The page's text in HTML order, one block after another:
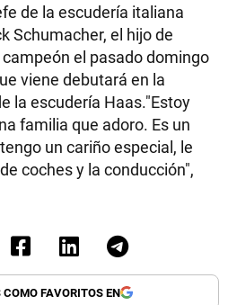
de la escudería italiana
Schumacher, el hijo de
el pasado domingo
viene debutará en la
la escudería Haas."Estoy
familia que adoro. Es un
un cariño especial, le
coches y la conducción",
FAVORITOS EN